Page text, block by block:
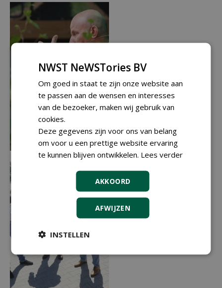
NWST NeWSTories BV
Om goed in staat te zijn onze website aan
te passen aan de wensen en interesses
van de bezoeker, maken wij gebruik van
cookies.
Deze gegevens zijn voor ons van belang
om voor u een prettige website ervaring
te kunnen blijven ontwikkelen. Lees verder
AKKOORD
AFWIJZEN
INSTELLEN